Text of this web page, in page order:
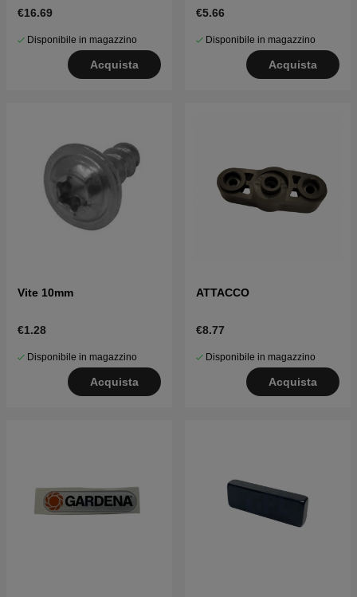
€16.69
Disponibile in magazzino
Acquista
€5.66
Disponibile in magazzino
Acquista
Vite 10mm
€1.28
Disponibile in magazzino
Acquista
ATTACCO
€8.77
Disponibile in magazzino
Acquista